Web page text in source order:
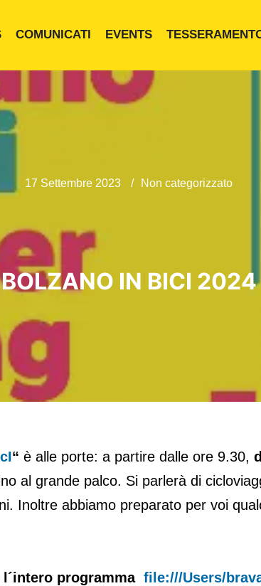
COMUNICATI EVENTS
17 Settembre 2023 Non categorizzato
BOLZANO IN BICI 2024
“ è alle porte: a partire dalle ore 9.30,
al grande palco. Si parlerà di
Inoltre abbiamo preparato per voi
programma file:///Users/